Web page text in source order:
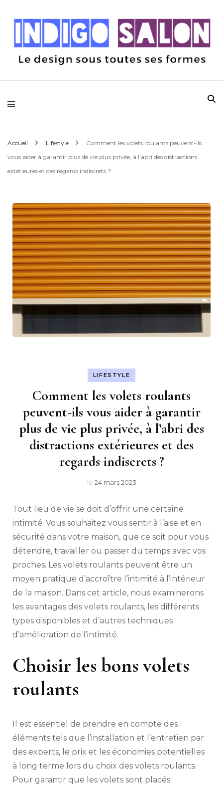
Indigo Salon
Accueil Lifestyle
Comment les volets roulants peuvent-ils
vous aider à garantir plus de vie plus privée, à l’abri des distractions
extérieures et des regards indiscrets ?
LIFESTYLE
Comment les volets roulants
peuvent-ils vous aider à garantir
plus de vie plus privée, à l’abri des
distractions extérieures et des
regards indiscrets ?
le 24 mars 2023
Tout lieu de vie se doit d’offrir une certaine
intimité. Vous souhaitez vous sentir à l’aise et en
sécurité dans votre maison, que ce soit pour vous
détendre, travailler ou passer du temps avec vos
proches. Les volets roulants peuvent être un
moyen pratique d’accroître l’intimité à l’intérieur
de la maison. Dans cet article, nous examinerons
les avantages des volets roulants, les différents
types disponibles et d’autres techniques
d’amélioration de l’intimité.
Choisir les bons volets
roulants
Il est essentiel de prendre en compte des
éléments tels que l’installation et l’entretien par
des experts, le prix et les économies potentielles
à long terme lors du choix des volets roulants.
Pour garantir que les volets sont placés